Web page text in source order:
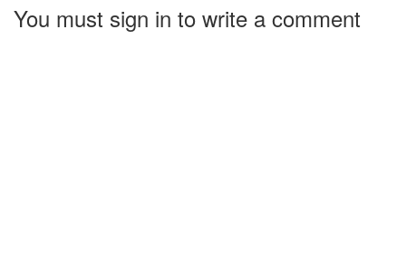
You must sign in to write a comment